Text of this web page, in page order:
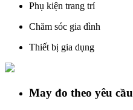
Phụ kiện trang trí
Chăm sóc gia đình
Thiết bị gia dụng
May đo theo yêu cầu